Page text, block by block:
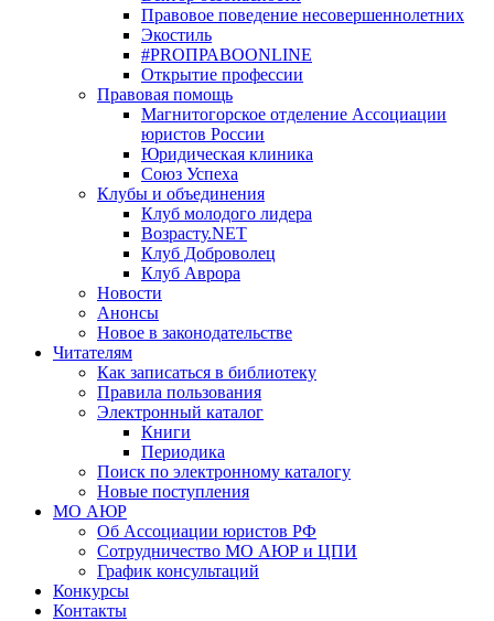
Правовое поведение несовершеннолетних
Экостиль
#PROПРАВОONLINE
Открытие профессии
Правовая помощь
Магнитогорское отделение Ассоциации
юристов России
Юридическая клиника
Союз Успеха
Клубы и объединения
Клуб молодого лидера
Возрасту.NET
Клуб Доброволец
Клуб Аврора
Новости
Анонсы
Новое в законодательстве
Читателям
Как записаться в библиотеку
Правила пользования
Электронный каталог
Книги
Периодика
Поиск по электронному каталогу
Новые поступления
МО АЮР
Об Ассоциации юристов РФ
Сотрудничество МО АЮР и ЦПИ
График консультаций
Конкурсы
Контакты